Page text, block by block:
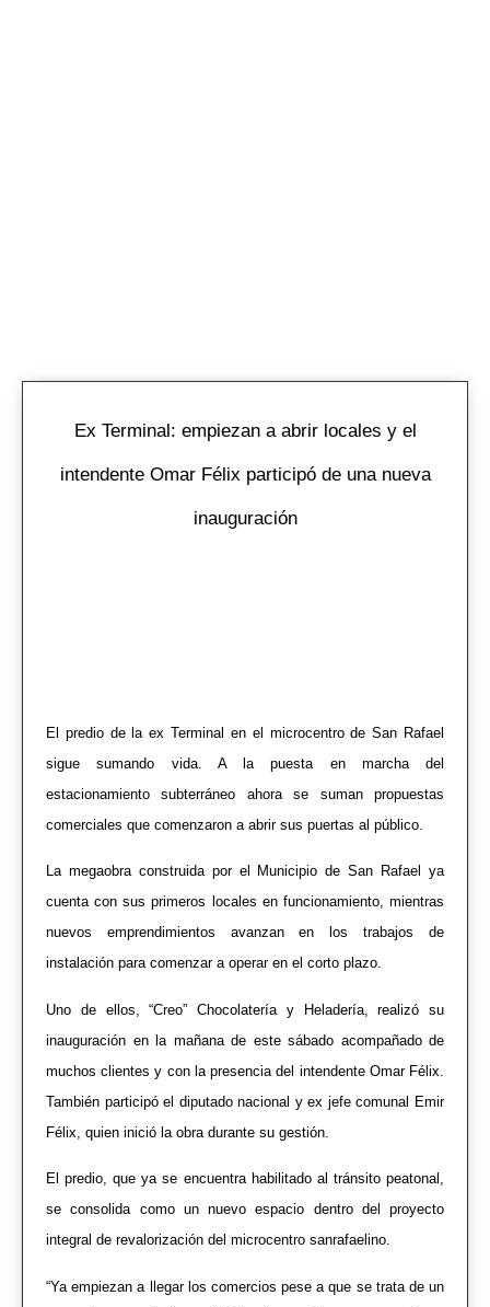
Ex Terminal: empiezan a abrir locales y el
intendente Omar Félix participó de una nueva
inauguración
El predio de la ex Terminal en el microcentro de San Rafael
sigue sumando vida. A la puesta en marcha del
estacionamiento subterráneo ahora se suman propuestas
comerciales que comenzaron a abrir sus puertas al público.
La megaobra construida por el Municipio de San Rafael ya
cuenta con sus primeros locales en funcionamiento, mientras
nuevos emprendimientos avanzan en los trabajos de
instalación para comenzar a operar en el corto plazo.
Uno de ellos, “Creo” Chocolatería y Heladería, realizó su
inauguración en la mañana de este sábado acompañado de
muchos clientes y con la presencia del intendente Omar Félix.
También participó el diputado nacional y ex jefe comunal Emir
Félix, quien inició la obra durante su gestión.
El predio, que ya se encuentra habilitado al tránsito peatonal,
se consolida como un nuevo espacio dentro del proyecto
integral de revalorización del microcentro sanrafaelino.
“Ya empiezan a llegar los comercios pese a que se trata de un